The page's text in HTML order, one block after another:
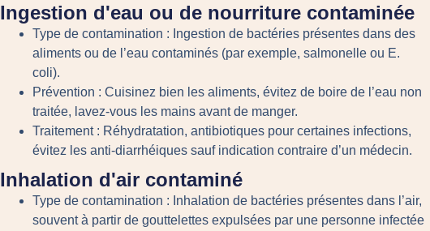
Ingestion d'eau ou de nourriture contaminée
Type de contamination : Ingestion de bactéries présentes dans des
aliments ou de l’eau contaminés (par exemple, salmonelle ou E.
coli).
Prévention : Cuisinez bien les aliments, évitez de boire de l’eau non
traitée, lavez-vous les mains avant de manger.
Traitement : Réhydratation, antibiotiques pour certaines infections,
évitez les anti-diarrhéiques sauf indication contraire d’un médecin.
Inhalation d'air contaminé
Type de contamination : Inhalation de bactéries présentes dans l’air,
souvent à partir de gouttelettes expulsées par une personne infectée